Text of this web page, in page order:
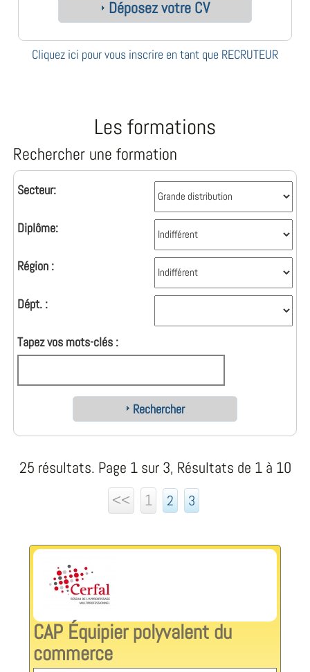
Déposez votre CV
Cliquez ici pour vous inscrire en tant que RECRUTEUR
Les formations
Rechercher une formation
Secteur:
Diplôme:
Région :
Dépt. :
Tapez vos mots-clés :
Rechercher
25 résultats. Page 1 sur 3, Résultats de 1 à 10
<<
1 2 3
CAP Équipier polyvalent du
commerce